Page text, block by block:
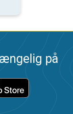
på